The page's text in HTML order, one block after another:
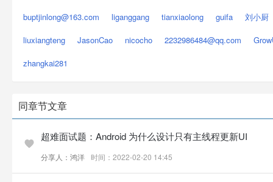
buptjinlong@163.com
liganggang tianxiaolong guifa
刘小厨
liuxiangteng
JasonCao nicocho 2232986484@qq.com
zhangkai281
同章节文章
超难面试题：Android 为什么设计只有主线程更新UI
分享人：鸿洋 时间：2022-02-20 14:45